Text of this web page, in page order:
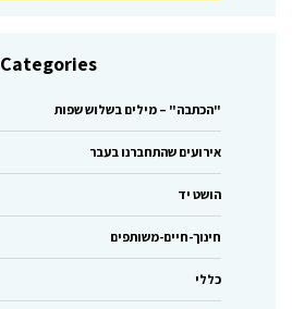
Categories
"הכתבה" – מילים בשלוש שפות
אירועים שהתחברנו בעבר
הושט יד
חינוך-חיים-משותפים
כללי